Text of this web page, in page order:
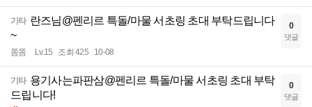
기타 란즈님@펜리르 특돌/마물 서초링 초대 부탁드립니다
~
쫌쫌 Lv.15 조회 425 10-08
0
댓글
기타 용기사는파판삼@펜리르 특돌/마물 서초링 초대 부탁
드립니다!
0
댓글